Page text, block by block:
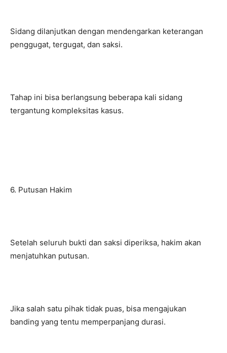
Sidang dilanjutkan dengan mendengarkan keterangan
penggugat, tergugat, dan saksi.
Tahap ini bisa berlangsung beberapa kali sidang
tergantung kompleksitas kasus.
6. Putusan Hakim
Setelah seluruh bukti dan saksi diperiksa, hakim akan
menjatuhkan putusan.
Jika salah satu pihak tidak puas, bisa mengajukan
banding yang tentu memperpanjang durasi.